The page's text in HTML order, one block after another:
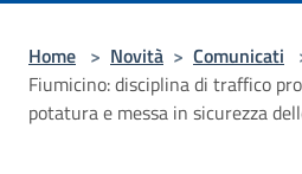
Home > Novità > Comunicati
Fiumicino: disciplina di traffico
potatura e messa in sicurezza